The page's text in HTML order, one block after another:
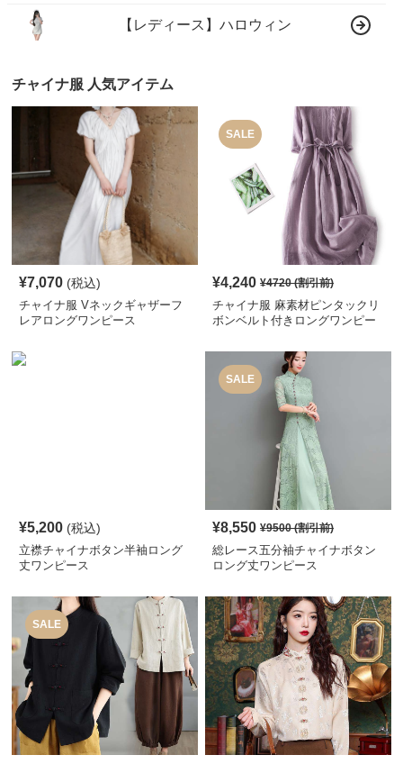
【レディース】ハロウィン
チャイナ服 人気アイテム
¥7,070 (税込)
チャイナ服 Vネックギャザーフ
レアロングワンピース
SALE
¥4,240 ¥4720(割引前)
チャイナ服 麻素材ピンタックリ
ボンベルト付きロングワンピー
¥5,200 (税込)
立襟チャイナボタン半袖ロング
丈ワンピース
SALE
¥8,550 ¥9500(割引前)
総レース五分袖チャイナボタン
ロング丈ワンピース
SALE